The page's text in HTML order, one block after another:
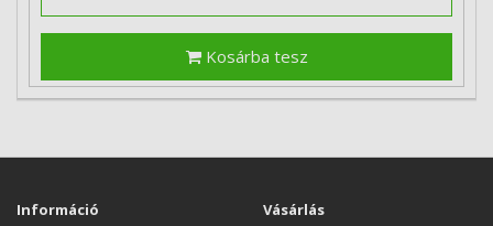
Kosárba tesz
Információ Vásárlás